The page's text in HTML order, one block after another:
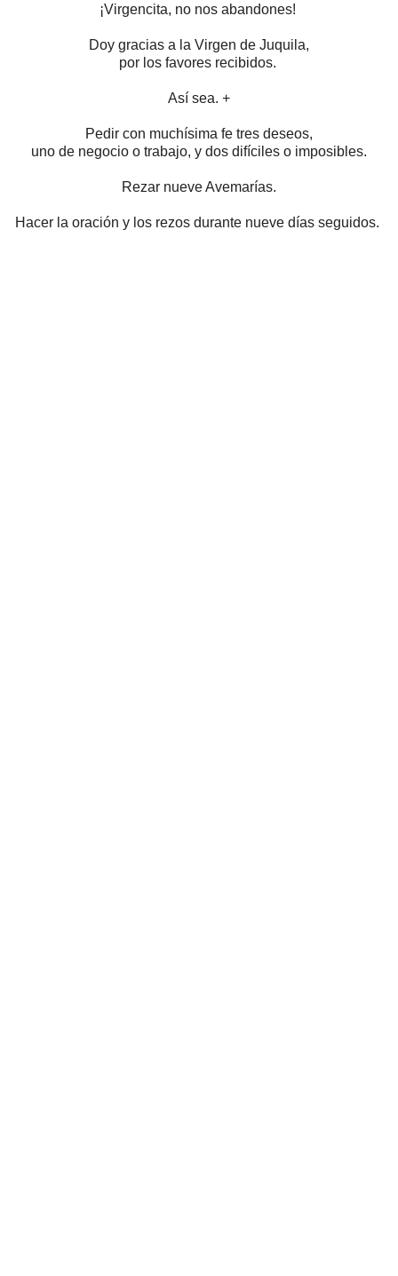
¡Virgencita, no nos abandones!
Doy gracias a la Virgen de Juquila,
por los favores recibidos.
Así sea. +
Pedir con muchísima fe tres deseos,
uno de negocio o trabajo, y dos difíciles o imposibles.
Rezar nueve Avemarías.
Hacer la oración y los rezos durante nueve días seguidos.